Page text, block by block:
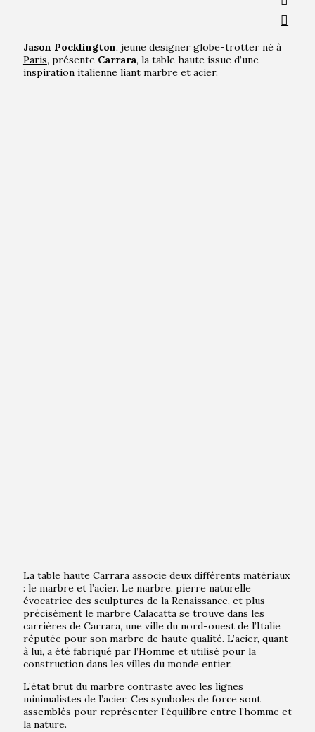
Jason Pocklington, jeune designer globe-trotter né à
Paris, présente Carrara, la table haute issue d’une
inspirationitalienneliant marbre et acier.
La table haute Carrara associe deux différents matériaux
: le marbre et l’acier. Le marbre, pierre naturelle
évocatrice des sculptures de la Renaissance, et plus
précisément le marbre Calacatta se trouve dans les
carrières de Carrara, une ville du nord-ouest de l’Italie
réputée pour son marbre de haute qualité. L’acier, quant
à lui, a été fabriqué par l’Homme et utilisé pour la
construction dans les villes du monde entier.
L’état brut du marbre contraste avec les lignes
minimalistes de l’acier. Ces symboles de force sont
assemblés pour représenter l’équilibre entre l’homme et
la nature.